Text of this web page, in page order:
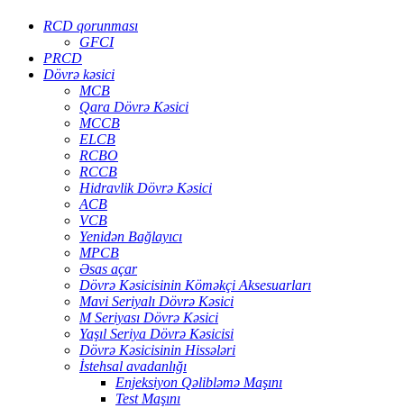
RCD qorunması
GFCI
PRCD
Dövrə kəsici
MCB
Qara Dövrə Kəsici
MCCB
ELCB
RCBO
RCCB
Hidravlik Dövrə Kəsici
ACB
VCB
Yenidən Bağlayıcı
MPCB
Əsas açar
Dövrə Kəsicisinin Köməkçi Aksesuarları
Mavi Seriyalı Dövrə Kəsici
M Seriyası Dövrə Kəsici
Yaşıl Seriya Dövrə Kəsicisi
Dövrə Kəsicisinin Hissələri
İstehsal avadanlığı
Enjeksiyon Qəlibləmə Maşını
Test Maşını